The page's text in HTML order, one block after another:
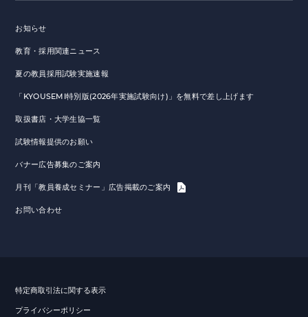
お知らせ
教育・採用関連ニュース
夏の教員採用試験実施速報
「KYOUSEMI特別版(2026年実施試験向け)」を無料で差し上げます
取扱書店・大学生協一覧
試験情報提供のお願い
バナー広告募集のご案内
月刊「教員養成セミナー」広告掲載のご案内
お問い合わせ
特定商取引法に関する表示
プライバシーポリシー